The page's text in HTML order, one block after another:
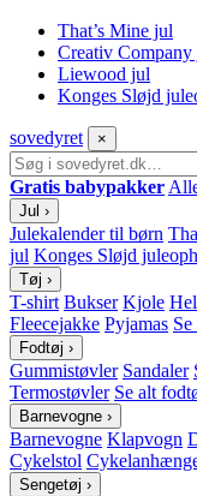
That’s Mine jul
Creativ Company
Liewood jul
Konges Sløjd
sovedyret ×
Gratis babypakker
Jul ›
Julekalender til børn
jul Konges Sløjd
Tøj ›
T-shirt Bukser Kjole
Fleecejakke Pyjamas
Fodtøj ›
Gummistøvler Sandaler
Termostøvler Se alt
Barnevogne ›
Barnevogne Klapvogn
Cykelstol
Sengetøj ›